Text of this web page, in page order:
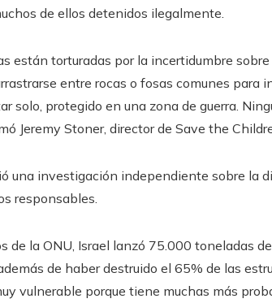
de ellos detenidos ilegalmente.
están torturadas por la incertidumbre
entre rocas o fosas comunes para
solo, protegido en una zona de guerra.
Jeremy Stoner, director de Save the
una investigación independiente sobre la
responsables.
de la ONU, Israel lanzó 75.000 toneladas
de haber destruido el 65% de las
vulnerable porque tiene muchas más